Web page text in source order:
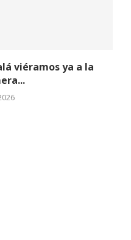
viéramos ya a la